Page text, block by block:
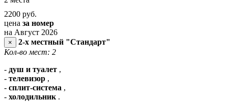
2200 руб.
цена за номер
на Август 2026
×
2-х местный "Стандарт"
Кол-во мест: 2
- душ и туалет ,
- телевизор ,
- сплит-система ,
- холодильник .